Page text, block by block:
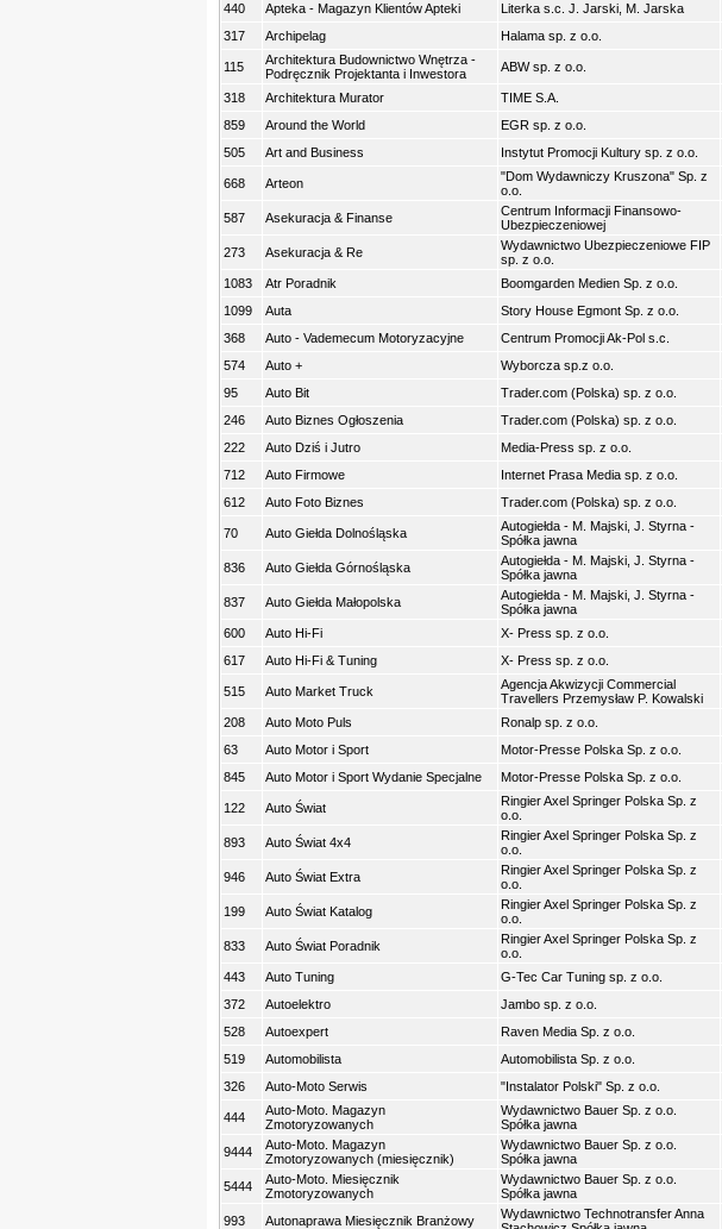
440
Apteka - Magazyn Klientów Apteki Literka s.c. J. Jarski, M. Jarska
317
Archipelag Halama sp. z o.o.
115
Architektura Budownictwo Wnętrza -
Podręcznik Projektanta i Inwestora
ABW sp. z o.o.
318 Architektura Murator TIME S.A.
859
Around the World EGR sp. z o.o.
505
Art and Business Instytut Promocji Kultury sp. z o.o.
668 Arteon
"Dom Wydawniczy Kruszona" Sp. z
o.o.
587 Asekuracja & Finanse
Centrum Informacji Finansowo-
Ubezpieczeniowej
273 Asekuracja & Re
Wydawnictwo Ubezpieczeniowe FIP
sp. z o.o.
1083 Atr Poradnik Boomgarden Medien Sp. z o.o.
1099
Auta Story House Egmont Sp. z o.o.
368
Auto - Vademecum Motoryzacyjne Centrum Promocji Ak-Pol s.c.
574
Auto + Wyborcza sp.z o.o.
95
Auto Bit Trader.com (Polska) sp. z o.o.
246
Auto Biznes Ogłoszenia Trader.com (Polska) sp. z o.o.
222
Auto Dziś i Jutro Media-Press sp. z o.o.
712
Auto Firmowe Internet Prasa Media sp. z o.o.
612
Auto Foto Biznes Trader.com (Polska) sp. z o.o.
70 Auto Giełda Dolnośląska
Autogiełda - M. Majski, J. Styrna -
Spółka jawna
836 Auto Giełda Górnośląska
Autogiełda - M. Majski, J. Styrna -
Spółka jawna
837 Auto Giełda Małopolska
Autogiełda - M. Majski, J. Styrna -
Spółka jawna
600 Auto Hi-Fi X- Press sp. z o.o.
617
Auto Hi-Fi & Tuning X- Press sp. z o.o.
515 Auto Market Truck
Agencja Akwizycji Commercial
Travellers Przemysław P. Kowalski
208 Auto Moto Puls Ronalp sp. z o.o.
63
Auto Motor i Sport Motor-Presse Polska Sp. z o.o.
845
Auto Motor i Sport Wydanie Specjalne Motor-Presse Polska Sp. z o.o.
122 Auto Świat
Ringier Axel Springer Polska Sp. z
o.o.
893 Auto Świat 4x4
Ringier Axel Springer Polska Sp. z
o.o.
946 Auto Świat Extra
Ringier Axel Springer Polska Sp. z
o.o.
199 Auto Świat Katalog
Ringier Axel Springer Polska Sp. z
o.o.
833 Auto Świat Poradnik
Ringier Axel Springer Polska Sp. z
o.o.
443 Auto Tuning G-Tec Car Tuning sp. z o.o.
372
Autoelektro Jambo sp. z o.o.
528
Autoexpert Raven Media Sp. z o.o.
519
Automobilista Automobilista Sp. z o.o.
326
Auto-Moto Serwis "Instalator Polski" Sp. z o.o.
444
Auto-Moto. Magazyn
Zmotoryzowanych
Wydawnictwo Bauer Sp. z o.o.
Spółka jawna
9444
Auto-Moto. Magazyn
Zmotoryzowanych (miesięcznik)
Wydawnictwo Bauer Sp. z o.o.
Spółka jawna
5444
Auto-Moto. Miesięcznik
Zmotoryzowanych
Wydawnictwo Bauer Sp. z o.o.
Spółka jawna
993 Autonaprawa Miesięcznik Branżowy
Wydawnictwo Technotransfer Anna